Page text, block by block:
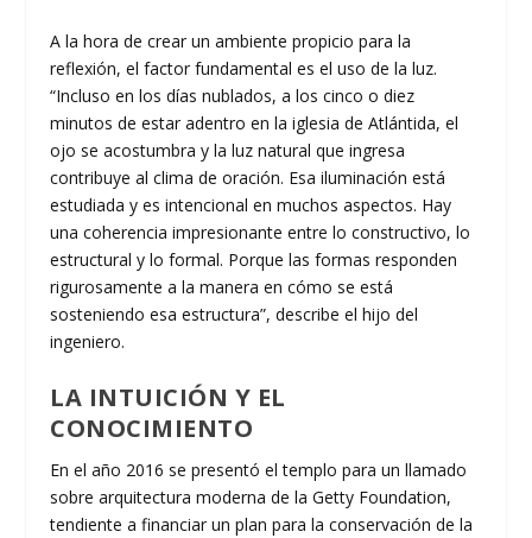
A la hora de crear un ambiente propicio para la
reflexión, el factor fundamental es el uso de la luz.
“Incluso en los días nublados, a los cinco o diez
minutos de estar adentro en la iglesia de Atlántida, el
ojo se acostumbra y la luz natural que ingresa
contribuye al clima de oración. Esa iluminación está
estudiada y es intencional en muchos aspectos. Hay
una coherencia impresionante entre lo constructivo, lo
estructural y lo formal. Porque las formas responden
rigurosamente a la manera en cómo se está
sosteniendo esa estructura”, describe el hijo del
ingeniero.
LA INTUICIÓN Y EL
CONOCIMIENTO
En el año 2016 se presentó el templo para un llamado
sobre arquitectura moderna de la Getty Foundation,
tendiente a financiar un plan para la conservación de la